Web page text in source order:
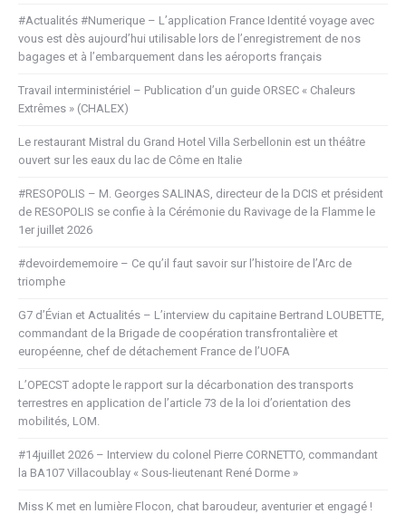
#Actualités #Numerique – L’application France Identité voyage avec
vous est dès aujourd’hui utilisable lors de l’enregistrement de nos
bagages et à l’embarquement dans les aéroports français
Travail interministériel – Publication d’un guide ORSEC « Chaleurs
Extrêmes » (CHALEX)
Le restaurant Mistral du Grand Hotel Villa Serbellonin est un théâtre
ouvert sur les eaux du lac de Côme en Italie
#RESOPOLIS – M. Georges SALINAS, directeur de la DCIS et président
de RESOPOLIS se confie à la Cérémonie du Ravivage de la Flamme le
1er juillet 2026
#devoirdememoire – Ce qu’il faut savoir sur l’histoire de l’Arc de
triomphe
G7 d’Évian et Actualités – L’interview du capitaine Bertrand LOUBETTE,
commandant de la Brigade de coopération transfrontalière et
européenne, chef de détachement France de l’UOFA
L’OPECST adopte le rapport sur la décarbonation des transports
terrestres en application de l’article 73 de la loi d’orientation des
mobilités, LOM.
#14juillet 2026 – Interview du colonel Pierre CORNETTO, commandant
la BA107 Villacoublay « Sous-lieutenant René Dorme »
Miss K met en lumière Flocon, chat baroudeur, aventurier et engagé !